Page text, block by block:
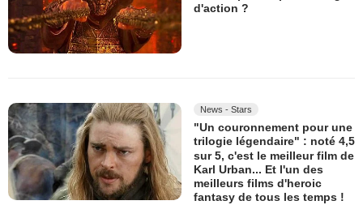
d'action ?
News - Stars
"Un couronnement pour une
trilogie légendaire" : noté 4,5
sur 5, c'est le meilleur film de
Karl Urban... Et l'un des
meilleurs films d'heroic
fantasy de tous les temps !